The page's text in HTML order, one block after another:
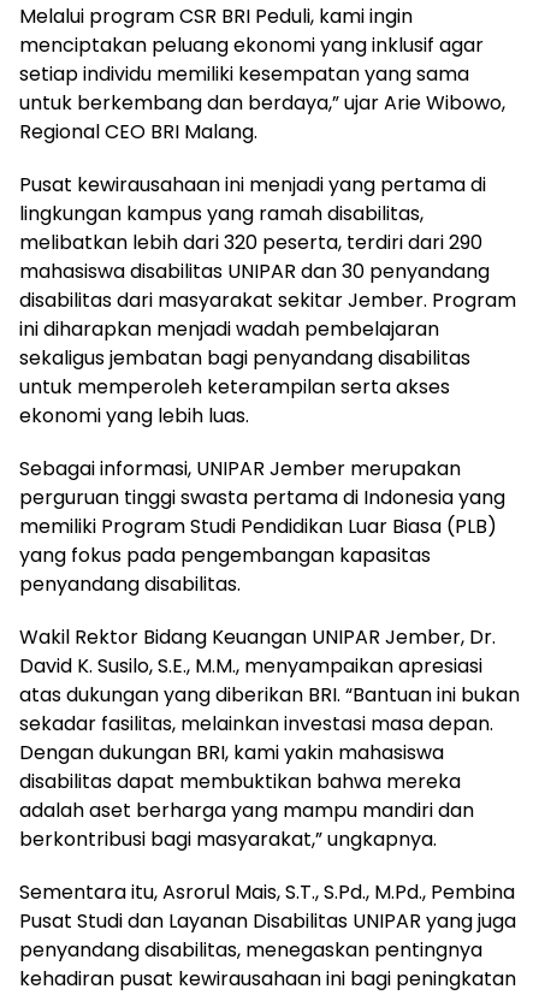
Melalui program CSR BRI Peduli, kami ingin
menciptakan peluang ekonomi yang inklusif agar
setiap individu memiliki kesempatan yang sama
untuk berkembang dan berdaya,” ujar Arie Wibowo,
Regional CEO BRI Malang.
Pusat kewirausahaan ini menjadi yang pertama di
lingkungan kampus yang ramah disabilitas,
melibatkan lebih dari 320 peserta, terdiri dari 290
mahasiswa disabilitas UNIPAR dan 30 penyandang
disabilitas dari masyarakat sekitar Jember. Program
ini diharapkan menjadi wadah pembelajaran
sekaligus jembatan bagi penyandang disabilitas
untuk memperoleh keterampilan serta akses
ekonomi yang lebih luas.
Sebagai informasi, UNIPAR Jember merupakan
perguruan tinggi swasta pertama di Indonesia yang
memiliki Program Studi Pendidikan Luar Biasa (PLB)
yang fokus pada pengembangan kapasitas
penyandang disabilitas.
Wakil Rektor Bidang Keuangan UNIPAR Jember, Dr.
David K. Susilo, S.E., M.M., menyampaikan apresiasi
atas dukungan yang diberikan BRI. “Bantuan ini bukan
sekadar fasilitas, melainkan investasi masa depan.
Dengan dukungan BRI, kami yakin mahasiswa
disabilitas dapat membuktikan bahwa mereka
adalah aset berharga yang mampu mandiri dan
berkontribusi bagi masyarakat,” ungkapnya.
Sementara itu, Asrorul Mais, S.T., S.Pd., M.Pd., Pembina
Pusat Studi dan Layanan Disabilitas UNIPAR yang juga
penyandang disabilitas, menegaskan pentingnya
kehadiran pusat kewirausahaan ini bagi peningkatan